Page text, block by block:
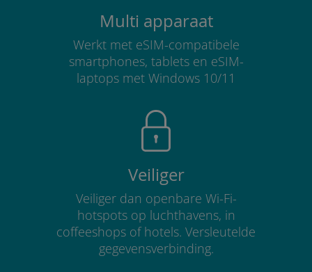
Multi apparaat
Werkt met eSIM-compatibele
smartphones, tablets en eSIM-
laptops met Windows 10/11
Veiliger
Veiliger dan openbare Wi-Fi-
hotspots op luchthavens, in
coffeeshops of hotels. Versleutelde
gegevensverbinding.